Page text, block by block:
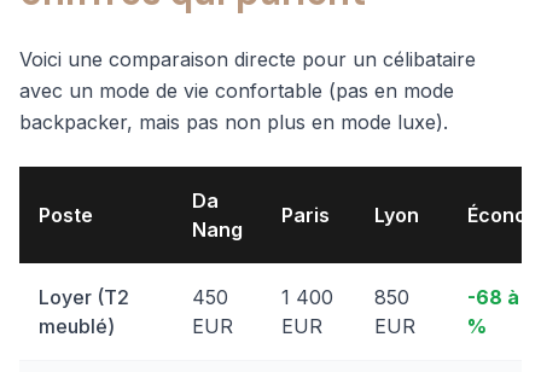
Voici une comparaison directe pour un célibataire
avec un mode de vie confortable (pas en mode
backpacker, mais pas non plus en mode luxe).
Poste
Da
Nang
Paris Lyon
Loyer (T2
meublé)
450
EUR
1 400
EUR
850
EUR
-68 à -
%